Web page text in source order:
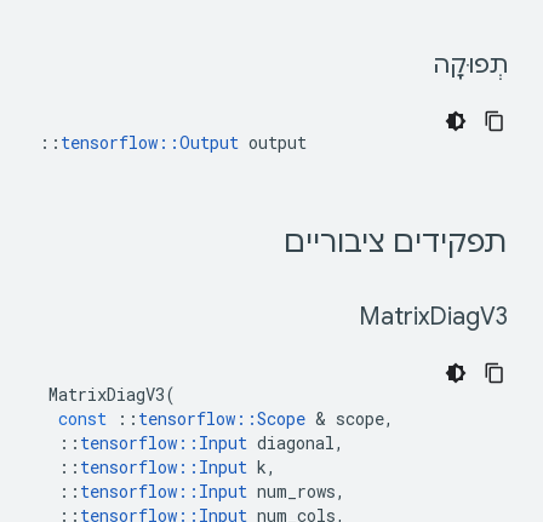
תְפוּקָה
:: tensorflow::Output output
תפקידים ציבוריים
DiagV3
MatrixDiagV3(
const
:: tensorflow ::Scope & scope,
:: tensorflow :: Input diagonal,
:: tensorflow :: Input k,
:: tensorflow :: Input num_rows,
:: tensorflow :: Input num_cols,